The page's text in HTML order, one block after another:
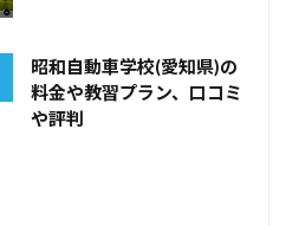
昭和自動車学校(愛知県)の
料金や教習プラン、口コミ
や評判